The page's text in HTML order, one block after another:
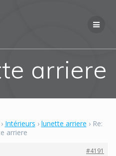
arriere
› Intérieurs › lunette arriere › Re:
arriere
#4191